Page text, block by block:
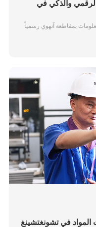
والذكي في
بمقاطعة آنهوي رسمياً
في تشونغتشينغ